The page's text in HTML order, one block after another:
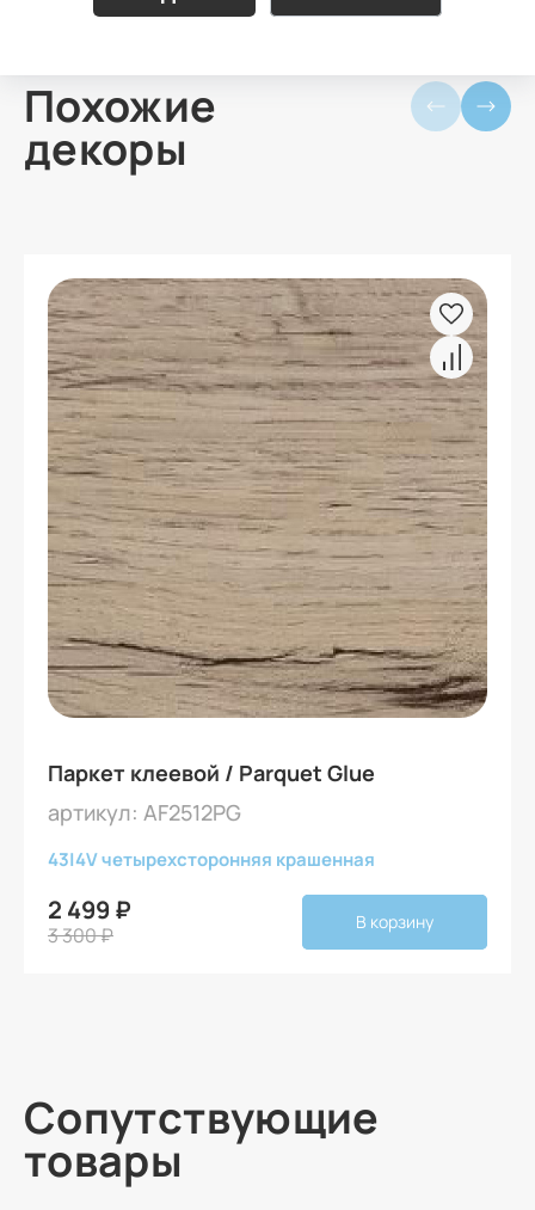
Похожие
декоры
Паркет клеевой / Parquet Glue
артикул: AF2512PG
43|4V четырехсторонняя крашенная
2 499 ₽
3 300 ₽
В корзину
Сопутствующие
товары